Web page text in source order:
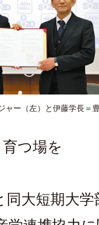
ャー（左）と伊藤学長＝
つ場を
大短期大学